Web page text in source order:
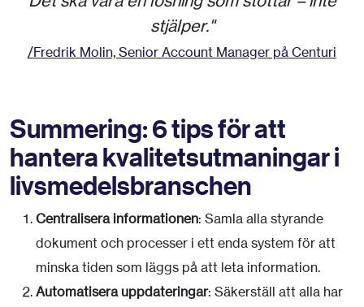
stjälper."
/Fredrik Molin, Senior Account Manager på Centuri
Summering: 6 tips för att
hantera kvalitetsutmaningar i
livsmedelsbranschen
Centralisera informationen: Samla alla styrande
dokument och processer i ett enda system för att
minska tiden som läggs på att leta information.
Automatisera uppdateringar: Säkerställ att alla har